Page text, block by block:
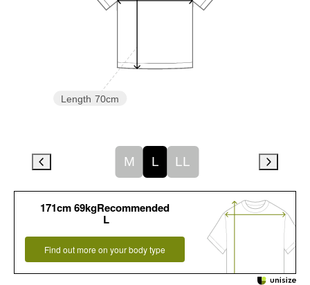
Length 70cm
M L LL
171cm 69kgRecommended
L
Find out more on your body type